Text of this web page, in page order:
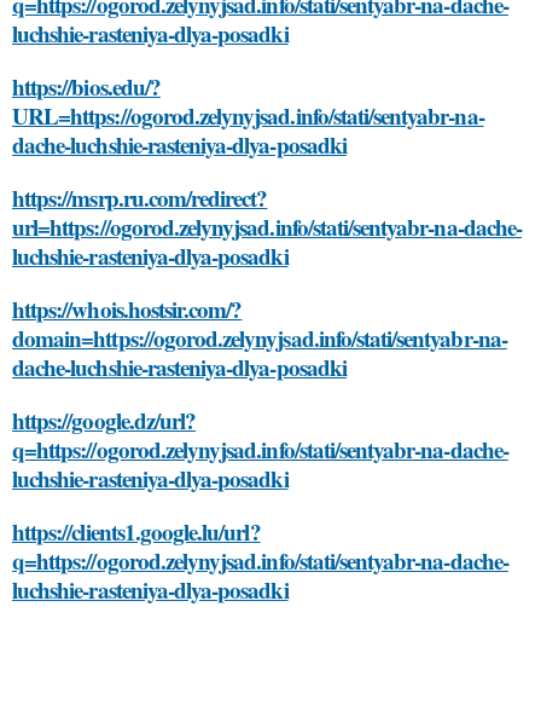
luchshie-rasteniya-dlya-posadki
https://bios.edu/?
URL=https://ogorod.zelynyjsad.info/stati/sentyabr-na-
dache-luchshie-rasteniya-dlya-posadki
https://msrp.ru.com/redirect?
url=https://ogorod.zelynyjsad.info/stati/sentyabr-na-dache-
luchshie-rasteniya-dlya-posadki
https://whois.hostsir.com/?
domain=https://ogorod.zelynyjsad.info/stati/sentyabr-na-
dache-luchshie-rasteniya-dlya-posadki
https://google.dz/url?
q=https://ogorod.zelynyjsad.info/stati/sentyabr-na-dache-
luchshie-rasteniya-dlya-posadki
https://clients1.google.lu/url?
q=https://ogorod.zelynyjsad.info/stati/sentyabr-na-dache-
luchshie-rasteniya-dlya-posadki